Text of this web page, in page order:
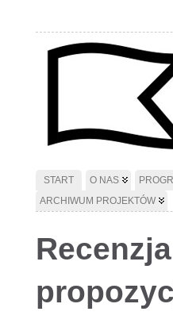
START O NAS
ARCHIWUM PROJEKTÓW